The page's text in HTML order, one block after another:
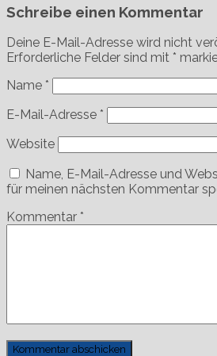
Schreibe einen Kommentar
Deine E-Mail-Adresse wird nicht
Erforderliche Felder sind mit *
Name *
E-Mail-Adresse *
Website
Name, E-Mail-Adresse und
für meinen nächsten Kommentar
Kommentar *